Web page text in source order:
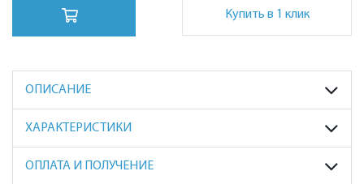
Купить в 1 клик
ОПИСАНИЕ
ХАРАКТЕРИСТИКИ
ОПЛАТА И ПОЛУЧЕНИЕ